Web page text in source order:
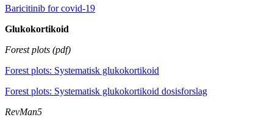
Baricitinib for covid-19
Glukokortikoid
Forest plots (pdf)
Forest plots: Systematisk glukokortikoid
Forest plots: Systematisk glukokortikoid dosisforslag
RevMan5